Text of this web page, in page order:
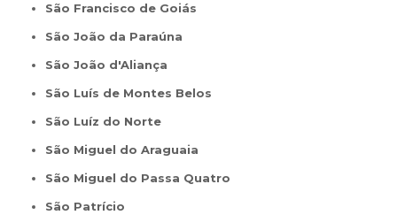
São Francisco de Goiás
São João da Paraúna
São João d'Aliança
São Luís de Montes Belos
São Luíz do Norte
São Miguel do Araguaia
São Miguel do Passa Quatro
São Patrício